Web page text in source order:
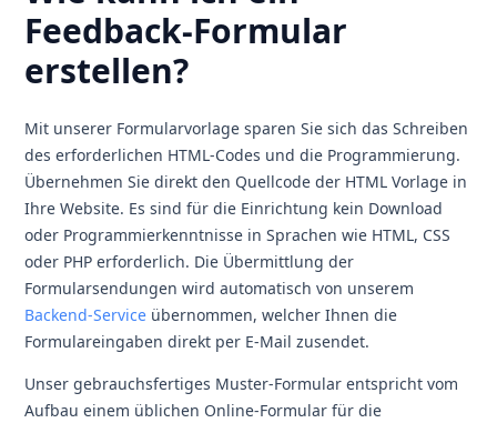
Feedback-Formular
erstellen?
Mit unserer Formularvorlage sparen Sie sich das Schreiben
des erforderlichen HTML-Codes und die Programmierung.
Übernehmen Sie direkt den Quellcode der HTML Vorlage in
Ihre Website. Es sind für die Einrichtung kein Download
oder Programmierkenntnisse in Sprachen wie HTML, CSS
oder PHP erforderlich. Die Übermittlung der
Formularsendungen wird automatisch von unserem
Backend-Service übernommen, welcher Ihnen die
Formulareingaben direkt per E-Mail zusendet.
Unser gebrauchsfertiges Muster-Formular entspricht vom
Aufbau einem üblichen Online-Formular für die